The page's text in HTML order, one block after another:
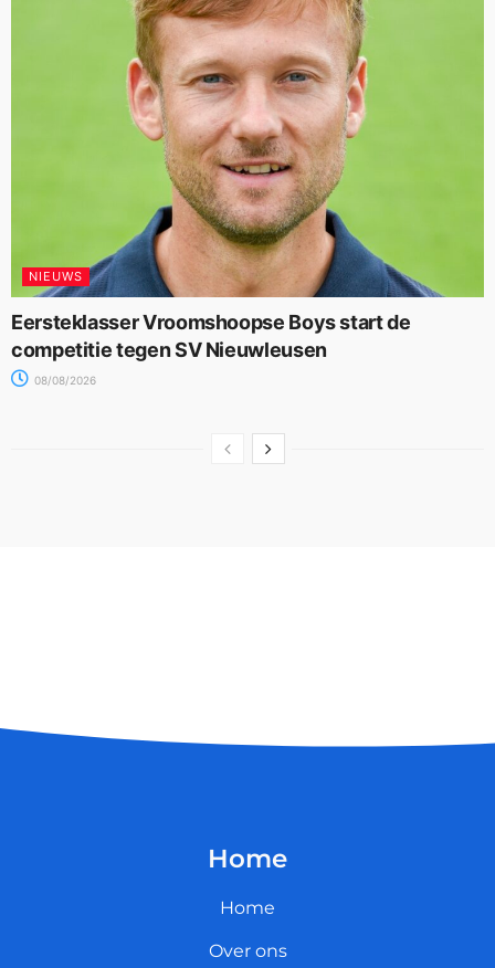
NIEUWS
Eersteklasser Vroomshoopse Boys start de
competitie tegen SV Nieuwleusen
08/08/2026
Home
Home
Over ons